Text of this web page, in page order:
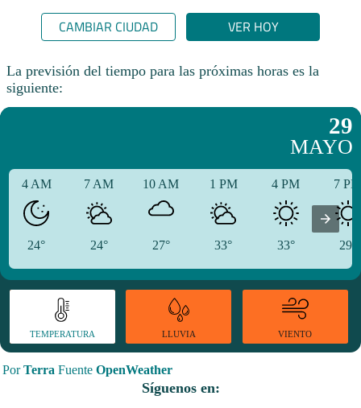
CAMBIAR CIUDAD VER HOY
La previsión del tiempo para las próximas horas es la
siguiente:
29
MAYO
4 AM
24°
7 AM
24°
10 AM
27°
1 PM
33°
4 PM
33°
7
29°
TEMPERATURA LLUVIA VIENTO
PorTerra Fuente OpenWeather
Síguenos en: